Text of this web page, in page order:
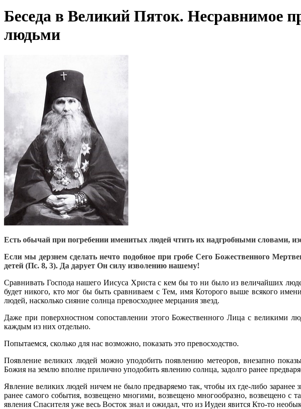
Беседа в Великий Пяток. Несравнимое
людьми
Есть обычай при погребении именитых людей чтить их надгроб­ными словами,
Если мы дерзнем сделать нечто подобное при гробе Сего Божест­венного
детей (Пс. 8, 3). Да дарует Он силу изволению нашему!
Сравнивать Господа нашего Иисуса Христа с кем бы то ни было из величайших
будет никого, кто мог бы быть сравниваем с Тем, имя Которого выше всякого
людей, насколько сияние солнца превосходнее мерцания звезд.
Даже при поверхностном сопоставлении этого Божественного Лица с великими
каждым из них отдельно.
Попытаемся, сколько для нас возможно, показать это превос­ходство.
Появление великих людей можно уподобить появлению метеоров, внезапно
Божия на землю вполне прилично уподобить явлению солнца, задолго ранее
Явление великих людей ничем не было предваряемо так, чтобы их где-либо
ранее самого события, возвещено многими, возвещено многообразно, возвещено с
явления Спасителя уже весь Восток знал и ожидал, что из Иудеи явится Кто-то